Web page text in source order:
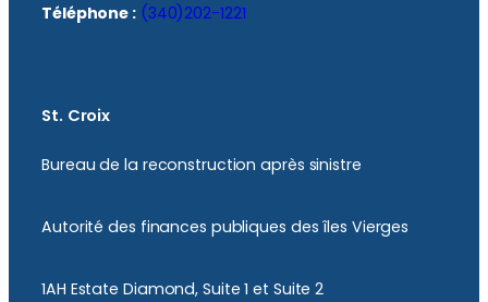
Téléphone : (340)202-1221
St. Croix
Bureau de la reconstruction après sinistre
Autorité des finances publiques des îles Vierges
1AH Estate Diamond, Suite 1 et Suite 2